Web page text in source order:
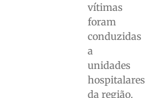
vítimas
foram
conduzidas
a
unidades
hospitalares
da região.